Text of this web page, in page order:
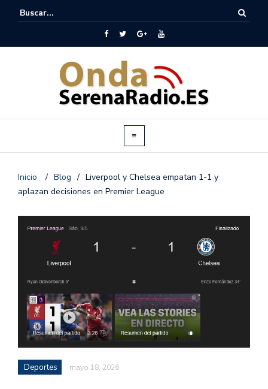
Inicio / Blog / Liverpool y Chelsea empatan 1-1 y
aplazan decisiones en Premier League
Deportes mayo 18, 2026